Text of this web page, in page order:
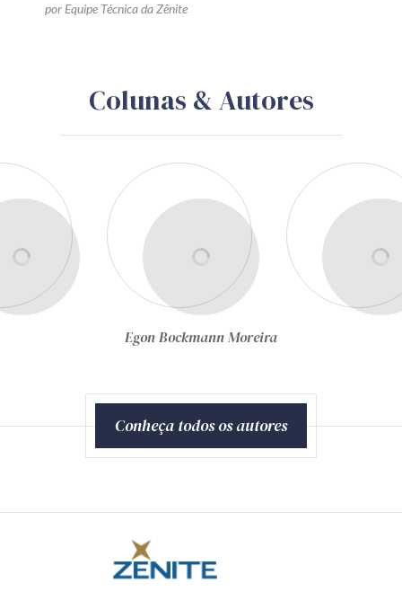
por Equipe Técnica da Zênite
Colunas & Autores
Egon Bockmann Moreira
Conheça todos os autores